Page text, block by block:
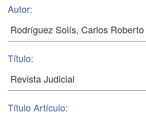
Autor:
Título:
Título Artículo: